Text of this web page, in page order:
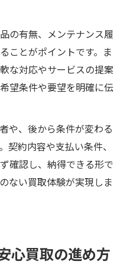
の有無、メンテナンス履
ことがポイントです。ま
な対応やサービスの提案
望条件や要望を明確に伝
や、後から条件が変わる
契約内容や支払い条件、
確認し、納得できる形で
ない買取体験が実現しま
心買取の進め方